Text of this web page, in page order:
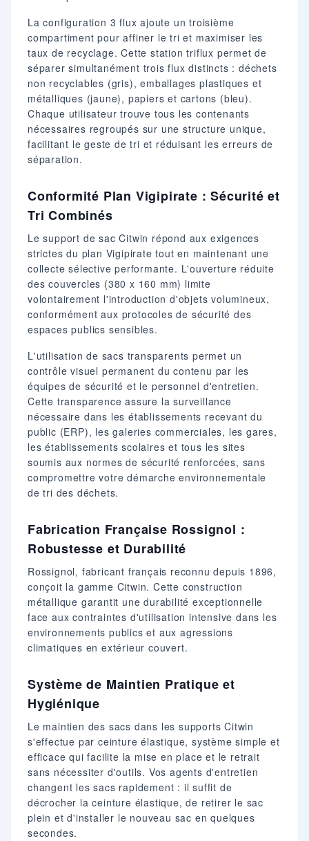
La configuration 3 flux ajoute un troisième
compartiment pour affiner le tri et maximiser les
taux de recyclage. Cette station triflux permet de
séparer simultanément trois flux distincts : déchets
non recyclables (gris), emballages plastiques et
métalliques (jaune), papiers et cartons (bleu).
Chaque utilisateur trouve tous les contenants
nécessaires regroupés sur une structure unique,
facilitant le geste de tri et réduisant les erreurs de
séparation.
Conformité Plan Vigipirate : Sécurité et
Tri Combinés
Le support de sac Citwin répond aux exigences
strictes du plan Vigipirate tout en maintenant une
collecte sélective performante. L'ouverture réduite
des couvercles (380 x 160 mm) limite
volontairement l'introduction d'objets volumineux,
conformément aux protocoles de sécurité des
espaces publics sensibles.
L'utilisation de sacs transparents permet un
contrôle visuel permanent du contenu par les
équipes de sécurité et le personnel d'entretien.
Cette transparence assure la surveillance
nécessaire dans les établissements recevant du
public (ERP), les galeries commerciales, les gares,
les établissements scolaires et tous les sites
soumis aux normes de sécurité renforcées, sans
compromettre votre démarche environnementale
de tri des déchets.
Fabrication Française Rossignol :
Robustesse et Durabilité
Rossignol, fabricant français reconnu depuis 1896,
conçoit la gamme Citwin. Cette construction
métallique garantit une durabilité exceptionnelle
face aux contraintes d'utilisation intensive dans les
environnements publics et aux agressions
climatiques en extérieur couvert.
Système de Maintien Pratique et
Hygiénique
Le maintien des sacs dans les supports Citwin
s'effectue par ceinture élastique, système simple et
efficace qui facilite la mise en place et le retrait
sans nécessiter d'outils. Vos agents d'entretien
changent les sacs rapidement : il suffit de
décrocher la ceinture élastique, de retirer le sac
plein et d'installer le nouveau sac en quelques
secondes.